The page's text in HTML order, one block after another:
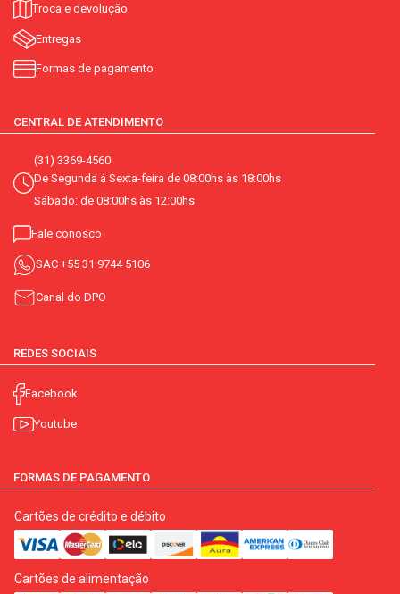
Troca e devolução
Entregas
Formas de pagamento
CENTRAL DE ATENDIMENTO
(31) 3369-4560
De Segunda á Sexta-feira de 08:00hs às 18:00hs
Sábado: de 08:00hs às 12:00hs
Fale conosco
SAC +55 31 9744 5106
Canal do DPO
REDES SOCIAIS
Facebook
Youtube
FORMAS DE PAGAMENTO
Cartões de crédito e débito
Cartões de alimentação